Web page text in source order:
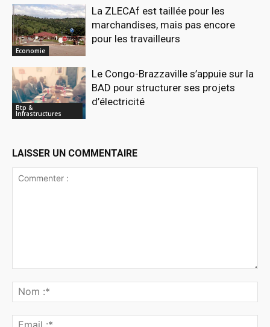
Economie
La ZLECAf est taillée pour les
marchandises, mais pas encore
pour les travailleurs
Btp &
Infrastructures
Le Congo-Brazzaville s’appuie sur la
BAD pour structurer ses projets
d’électricité
LAISSER UN COMMENTAIRE
:*